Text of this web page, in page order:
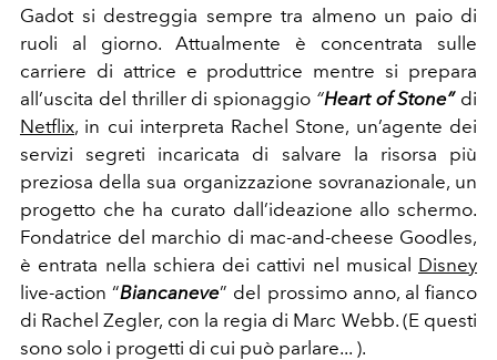
Gadot si destreggia sempre tra almeno un paio di
ruoli al giorno. Attualmente è concentrata sulle
carriere di attrice e produttrice mentre si prepara
all’uscita del thriller di spionaggio “Heart of Stone” di
Netflix, in cui interpreta Rachel Stone, un’agente dei
servizi segreti incaricata di salvare la risorsa più
preziosa della sua organizzazione sovranazionale, un
progetto che ha curato dall’ideazione allo schermo.
Fondatrice del marchio di mac-and-cheese Goodles,
è entrata nella schiera dei cattivi nel musical Disney
live-action“Biancaneve” del prossimo anno, al fianco
di Rachel Zegler, con la regia di Marc Webb. (E questi
sono solo i progetti di cui può parlare... ).